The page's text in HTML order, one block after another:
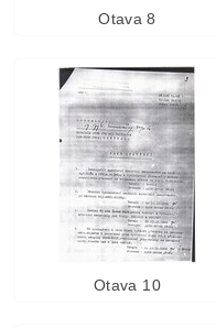
Otava 8
Otava 10